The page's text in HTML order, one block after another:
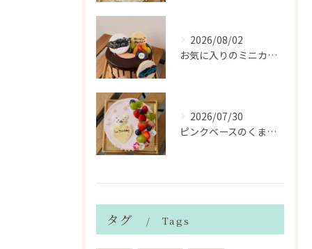
2026/08/02
お気に入りのミニカーのアイシングクッキーを飾ったデコレーショ...
2026/07/30
ピンクベースのくまちゃん🩷
タグ Tags